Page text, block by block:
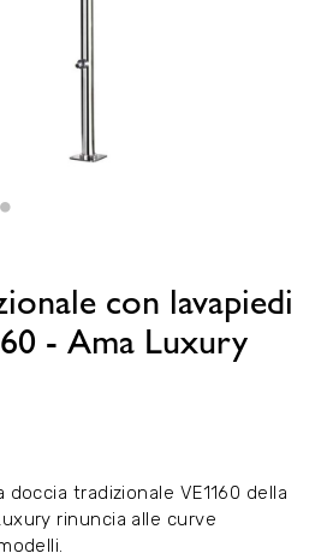
con lavapiedi
- Ama Luxury
tradizionale VE1160 della
rinuncia alle curve